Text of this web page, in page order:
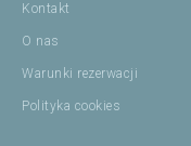
Kontakt
O nas
Warunki rezerwacji
Polityka cookies